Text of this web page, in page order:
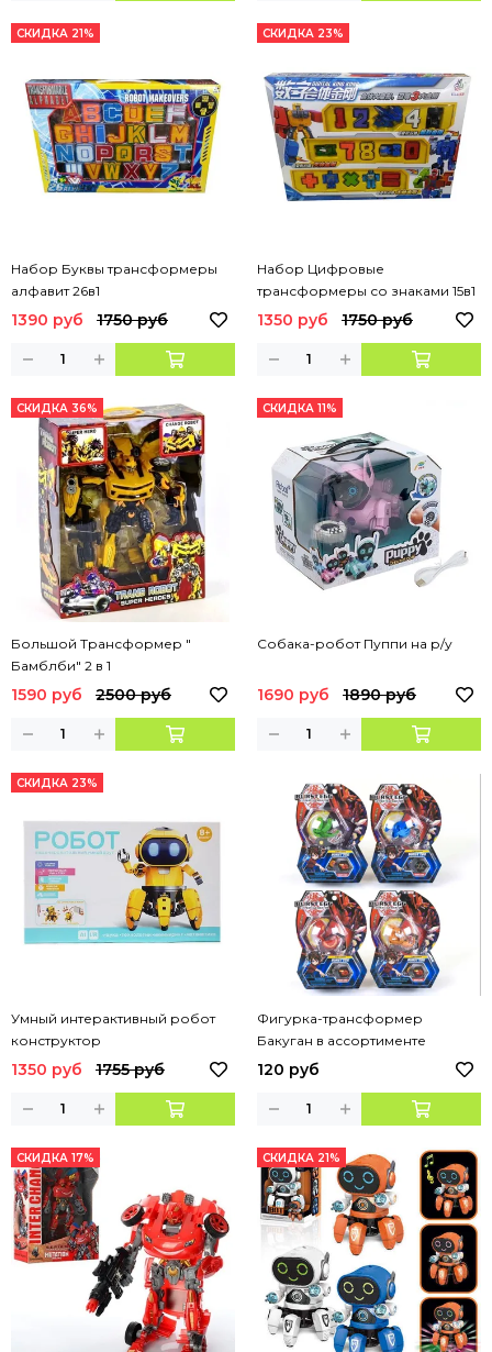
СКИДКА 21%
Набор Буквы трансформеры
алфавит 26в1
1390 руб 1750 руб
СКИДКА 23%
Набор Цифровые
трансформеры со знаками 15в1
большой
1350 руб 1750 руб
СКИДКА 36%
Большой Трансформер "
Бамблби" 2 в 1
1590 руб 2500 руб
СКИДКА 11%
Собака-робот Пуппи на р/у
1690 руб 1890 руб
СКИДКА 23%
Умный интерактивный робот
конструктор
1350 руб 1755 руб
Фигурка-трансформер
Бакуган в ассортименте
120 руб
СКИДКА 17% СКИДКА 21%